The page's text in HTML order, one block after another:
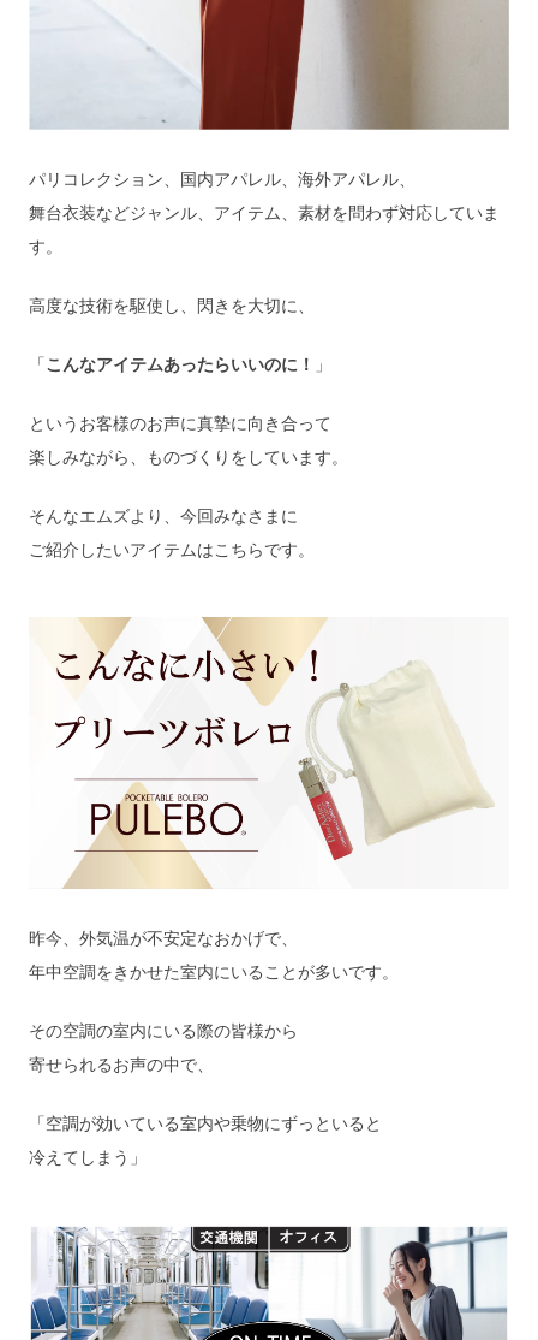
パリコレクション、国内アパレル、海外アパレル、
舞台衣装などジャンル、アイテム、素材を問わず対応していま
す。
高度な技術を駆使し、閃きを大切に、
「こんなアイテムあったらいいのに！ 」
というお客様のお声に真摯に向き合って
楽しみながら、ものづくりをしています。
そんなエムズより、今回みなさまに
ご紹介したいアイテムはこちらです。
昨今、外気温が不安定なおかげで、
年中空調をきかせた室内にいることが多いです。
その空調の室内にいる際の皆様から
寄せられるお声の中で、
「空調が効いている室内や乗物にずっといると
冷えてしまう」